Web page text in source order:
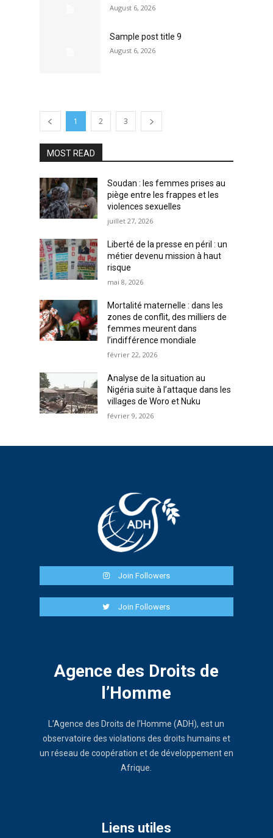
August 6, 2026
Sample post title 9
August 6, 2026
1 2 3
MOST READ
Soudan : les femmes prises au
piège entre les frappes et les
violences sexuelles
juillet 27, 2026
Liberté de la presse en péril : un
métier devenu mission à haut
risque
mai 8, 2026
Mortalité maternelle : dans les
zones de conflit, des milliers de
femmes meurent dans
l’indifférence mondiale
février 22, 2026
Analyse de la situation au
Nigéria suite à l’attaque dans les
villages de Woro et Nuku
février 9, 2026
Join Followers
Join Followers
Agence des Droits de
l’Homme
L’Agence des Droits de l’Homme (ADH), est un
observatoire des violations des droits humains et
un réseau de coopération et de développement en
Afrique.
Liens utiles